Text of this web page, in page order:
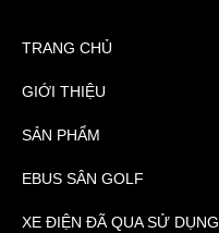
TRANG CHỦ
GIỚI THIỆU
SẢN PHẨM
EBUS SÂN GOLF
XE ĐIỆN ĐÃ QUA SỬ DỤNG